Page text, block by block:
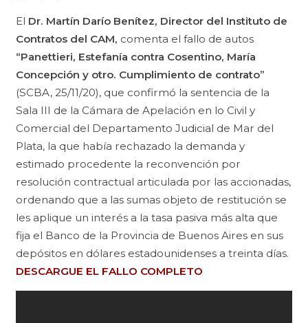
El Dr. Martín Darío Benítez, Director del Instituto de
Contratos del CAM, comenta el fallo de autos
“Panettieri, Estefanía contra Cosentino, María
Concepción y otro. Cumplimiento de contrato”
(SCBA, 25/11/20), que confirmó la sentencia de la
Sala III de la Cámara de Apelación en lo Civil y
Comercial del Departamento Judicial de Mar del
Plata, la que había rechazado la demanda y
estimado procedente la reconvención por
resolución contractual articulada por las accionadas,
ordenando que a las sumas objeto de restitución se
les aplique un interés a la tasa pasiva más alta que
fija el Banco de la Provincia de Buenos Aires en sus
depósitos en dólares estadounidenses a treinta días.
DESCARGUE EL FALLO COMPLETO